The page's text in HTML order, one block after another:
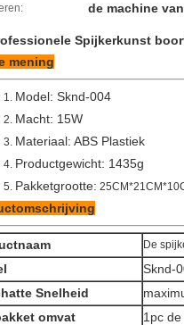
de machine
Spijkerkunst
mening
1. Model: Sknd-004
2. Macht: 15W
3. Materiaal: ABS Plastiek
4. Productgewicht: 1435g
5. Pakketgrootte:
De
Sknd-
Snelheid
omvat
1pc